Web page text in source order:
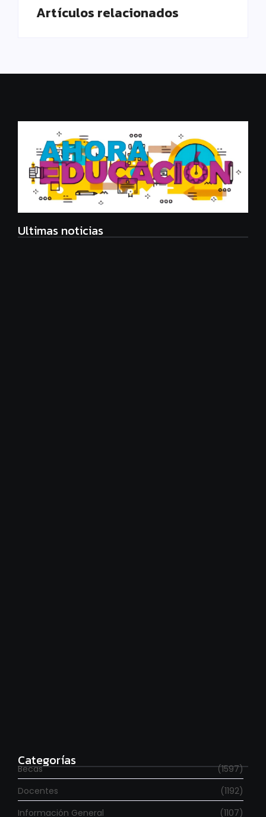
Artículos relacionados
Ultimas noticias
Categorías
Becas
(1597)
Docentes
(1192)
Información General
(1107)